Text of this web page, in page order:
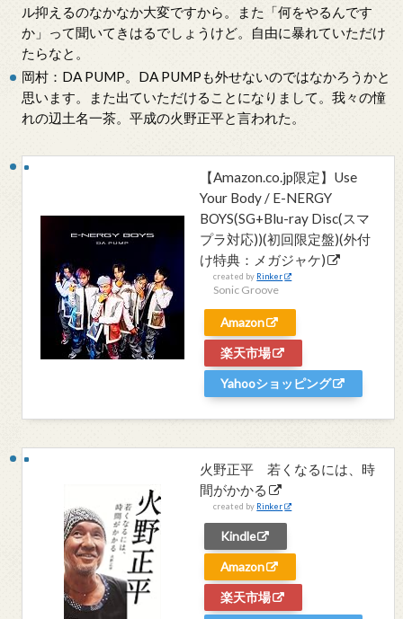
ル抑えるのなかなか大変ですから。また「何をやるんです
か」って聞いてきはるでしょうけど。自由に暴れていただけ
たらなと。
岡村：DA PUMP。DA PUMPも外せないのではなかろうかと
思います。また出ていただけることになりまして。我々の憧
れの辺土名一茶。平成の火野正平と言われた。
【Amazon.co.jp限定】Use
Your Body / E-NERGY
BOYS(SG+Blu-ray Disc(スマ
プラ対応))(初回限定盤)(外付
け特典：メガジャケ)
created by Rinker
Sonic Groove
Amazon
楽天市場
Yahooショッピング
火野正平 若くなるには、時
間がかかる
created by Rinker
Kindle
Amazon
楽天市場